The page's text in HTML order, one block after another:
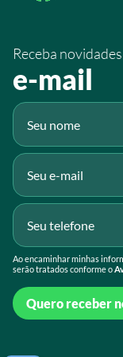
Receba
e-mail
Ao encaminhar minhas
serão tratados conforme o
Quero receber